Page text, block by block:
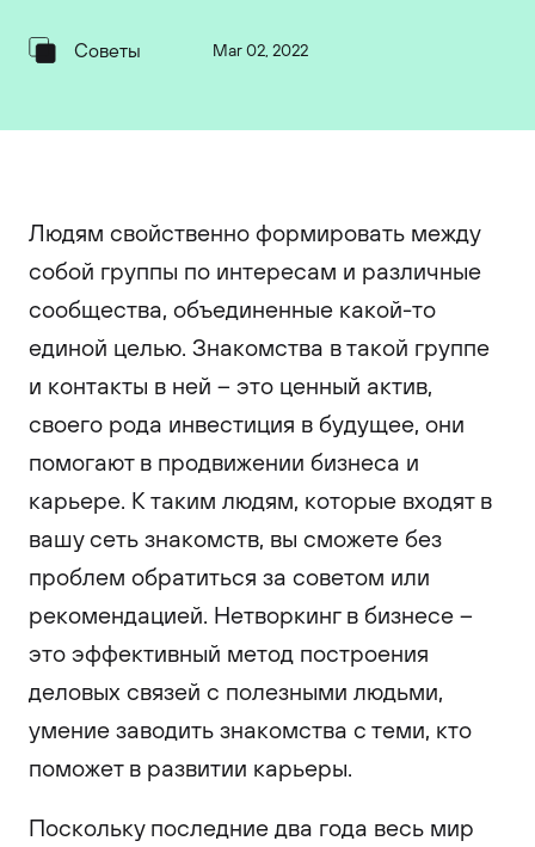
Советы Mar 02, 2022
Людям свойственно формировать между
собой группы по интересам и различные
сообщества, объединенные какой-то
единой целью. Знакомства в такой группе
и контакты в ней – это ценный актив,
своего рода инвестиция в будущее, они
помогают в продвижении бизнеса и
карьере. К таким людям, которые входят в
вашу сеть знакомств, вы сможете без
проблем обратиться за советом или
рекомендацией. Нетворкинг в бизнесе –
это эффективный метод построения
деловых связей с полезными людьми,
умение заводить знакомства с теми, кто
поможет в развитии карьеры.
Поскольку последние два года весь мир